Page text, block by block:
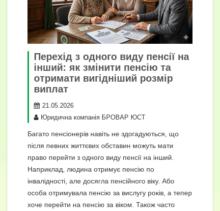
Перехід з одного виду пенсії на
інший: як змінити пенсію та
отримати вигідніший розмір
виплат
21.05.2026
Юридична компанія БРОВАР ЮСТ
Багато пенсіонерів навіть не здогадуються, що
після певних життєвих обставин можуть мати
право перейти з одного виду пенсії на інший.
Наприклад, людина отримує пенсію по
інвалідності, але досягла пенсійного віку. Або
особа отримувала пенсію за вислугу років, а тепер
хоче перейти на пенсію за віком. Також часто